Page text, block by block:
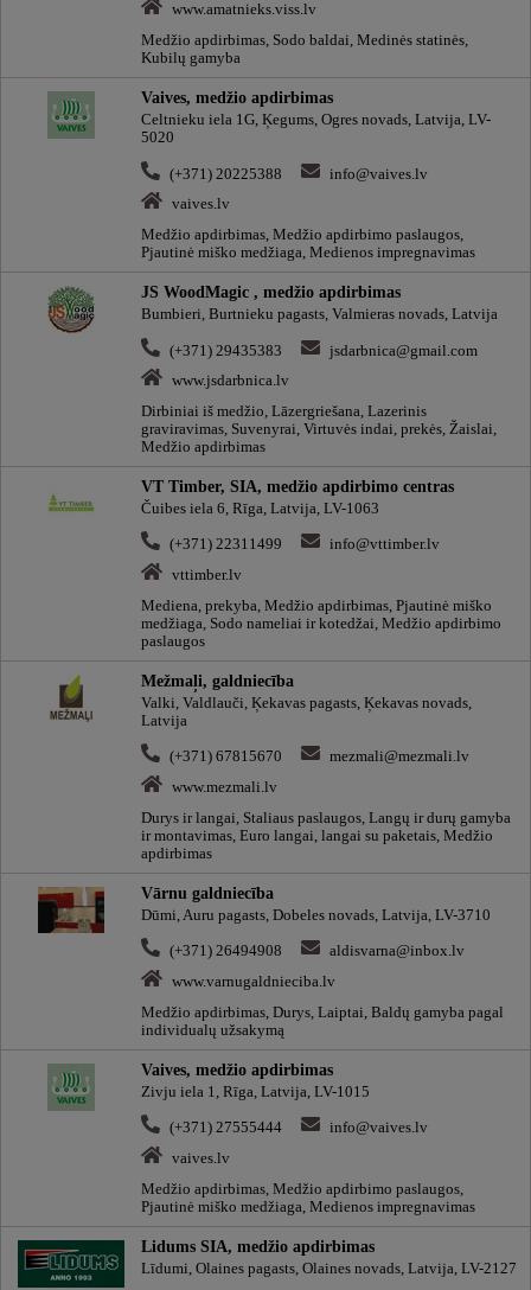
www.amatnieks.viss.lv
Medžio apdirbimas, Sodo baldai, Medinės statinės,
Kubilų gamyba
Vaives, medžio apdirbimas
Celtnieku iela 1G, Ķegums, Ogres novads, Latvija, LV-
5020
(+371) 20225388
info@vaives.lv
vaives.lv
Medžio apdirbimas, Medžio apdirbimo paslaugos,
Pjautinė miško medžiaga, Medienos impregnavimas
JS WoodMagic , medžio apdirbimas
Bumbieri, Burtnieku pagasts, Valmieras novads, Latvija
(+371) 29435383
jsdarbnica@gmail.com
www.jsdarbnica.lv
Dirbiniai iš medžio, Lāzergriešana, Lazerinis
graviravimas, Suvenyrai, Virtuvės indai, prekės, Žaislai,
Medžio apdirbimas
VT Timber, SIA, medžio apdirbimo centras
Čuibes iela 6, Rīga, Latvija, LV-1063
(+371) 22311499
info@vttimber.lv
vttimber.lv
Mediena, prekyba, Medžio apdirbimas, Pjautinė miško
medžiaga, Sodo nameliai ir kotedžai, Medžio apdirbimo
paslaugos
Mežmaļi, galdniecība
Valki, Valdlauči, Ķekavas pagasts, Ķekavas novads,
Latvija
(+371) 67815670
mezmali@mezmali.lv
www.mezmali.lv
Durys ir langai, Staliaus paslaugos, Langų ir durų gamyba
ir montavimas, Euro langai, langai su paketais, Medžio
apdirbimas
Vārnu galdniecība
Dūmi, Auru pagasts, Dobeles novads, Latvija, LV-3710
(+371) 26494908
aldisvarna@inbox.lv
www.varnugaldnieciba.lv
Medžio apdirbimas, Durys, Laiptai, Baldų gamyba pagal
individualų užsakymą
Vaives, medžio apdirbimas
Zivju iela 1, Rīga, Latvija, LV-1015
(+371) 27555444
info@vaives.lv
vaives.lv
Medžio apdirbimas, Medžio apdirbimo paslaugos,
Pjautinė miško medžiaga, Medienos impregnavimas
Lidums SIA, medžio apdirbimas
Līdumi, Olaines pagasts, Olaines novads, Latvija, LV-2127